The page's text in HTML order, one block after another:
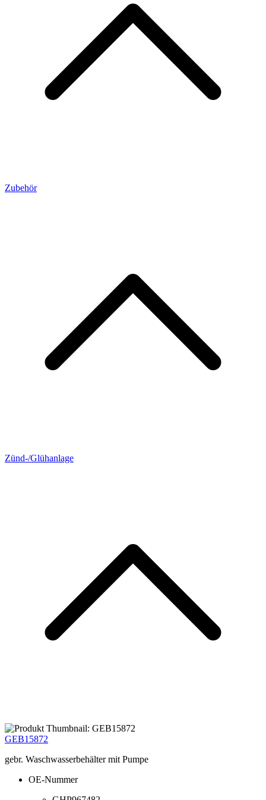
Zubehör
Zünd-/Glühanlage
GEB15872
gebr. Waschwasserbehälter mit Pumpe
OE-Nummer